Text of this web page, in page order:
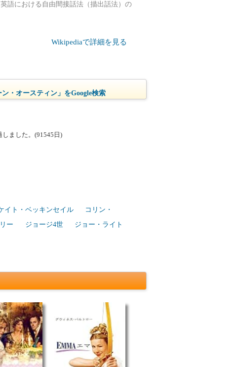
語における自由間接話法（描出話法）の
Wikipediaで詳細を見る
ン・オースティン」をGoogle検索
ました。(91545日)
イト・ベッキンセイル
コリン・
ー ジョージ4世
ジョー・ライト